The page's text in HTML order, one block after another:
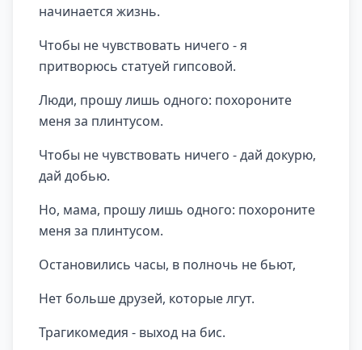
начинается жизнь.
Чтобы не чувствовать ничего - я
притворюсь статуей гипсовой.
Люди, прошу лишь одного: похороните
меня за плинтусом.
Чтобы не чувствовать ничего - дай докурю,
дай добью.
Но, мама, прошу лишь одного: похороните
меня за плинтусом.
Остановились часы, в полночь не бьют,
Нет больше друзей, которые лгут.
Трагикомедия - выход на бис.